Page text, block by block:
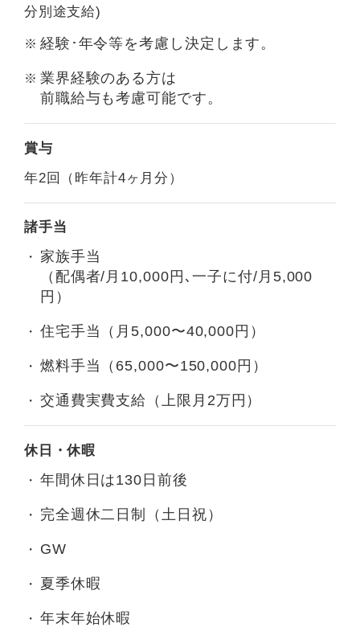
分別途支給)
経験･年令等を考慮し決定します。
業界経験のある方は
前職給与も考慮可能です。
賞与
年2回（昨年計4ヶ月分）
諸手当
家族手当
（配偶者/月10,000円､一子に付/月5,000
円）
住宅手当（月5,000〜40,000円）
燃料手当（65,000〜150,000円）
交通費実費支給（上限月2万円）
休日・休暇
年間休日は130日前後
完全週休二日制（土日祝）
GW
夏季休暇
年末年始休暇